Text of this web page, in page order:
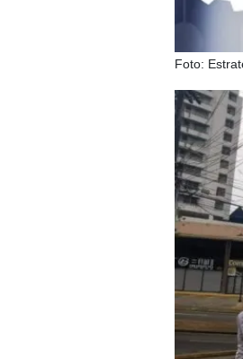
Foto: